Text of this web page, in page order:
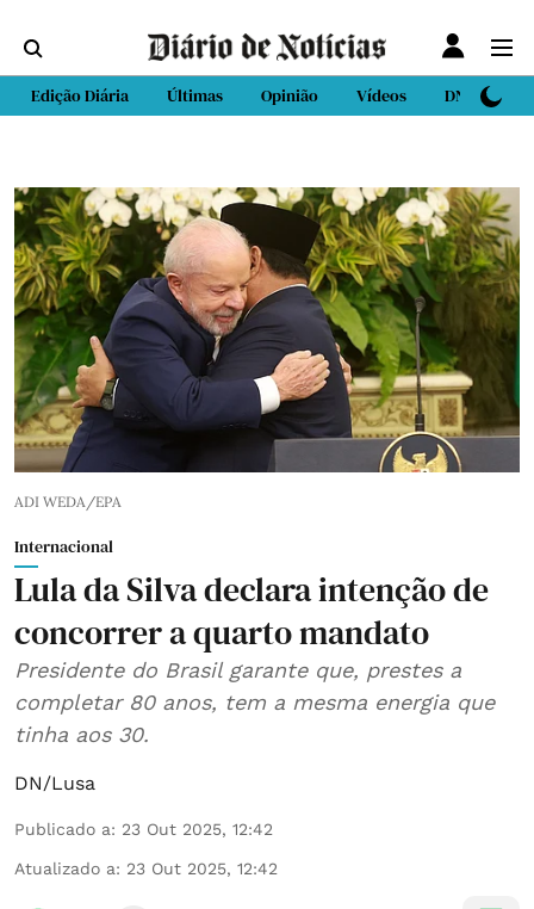
Edição Diária Últimas Opinião Vídeos DN Sport
ADI WEDA/EPA
Internacional
Lula da Silva declara intenção de
concorrer a quarto mandato
Presidente do Brasil garante que, prestes a
completar 80 anos, tem a mesma energia que
tinha aos 30.
DN/Lusa
Publicado a: 23 Out 2025, 12:42
Atualizado a: 23 Out 2025, 12:42